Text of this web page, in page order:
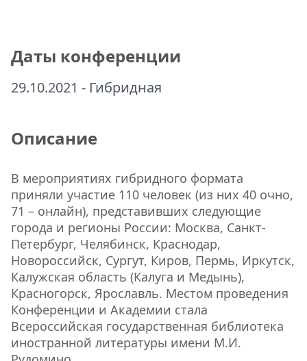
Даты конференции
29.10.2021 - Гибридная
Описание
В мероприятиях гибридного формата
приняли участие 110 человек (из них 40 очно,
71 – онлайн), представивших следующие
города и регионы России: Москва, Санкт-
Петербург, Челябинск, Краснодар,
Новороссийск, Сургут, Киров, Пермь, Иркутск,
Калужская область (Калуга и Медынь),
Красногорск, Ярославль. Местом проведения
Конференции и Академии стала
Всероссийская государственная библиотека
иностранной литературы имени М.И.